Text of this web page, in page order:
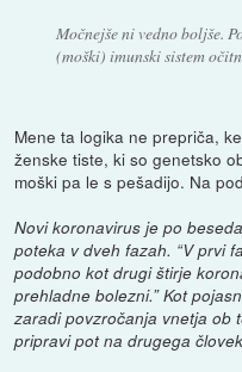
Močnejše ni vedno boljše.
(moški) imunski sistem
Mene ta logika ne prepriča,
ženske tiste, ki so genetsko
moški pa le s pešadijo. Na
Novi koronavirus je po
poteka v dveh fazah. “V prvi
podobno kot drugi štirje
prehladne bolezni.” Kot
zaradi povzročanja vnetja ob
pripravi pot na drugega